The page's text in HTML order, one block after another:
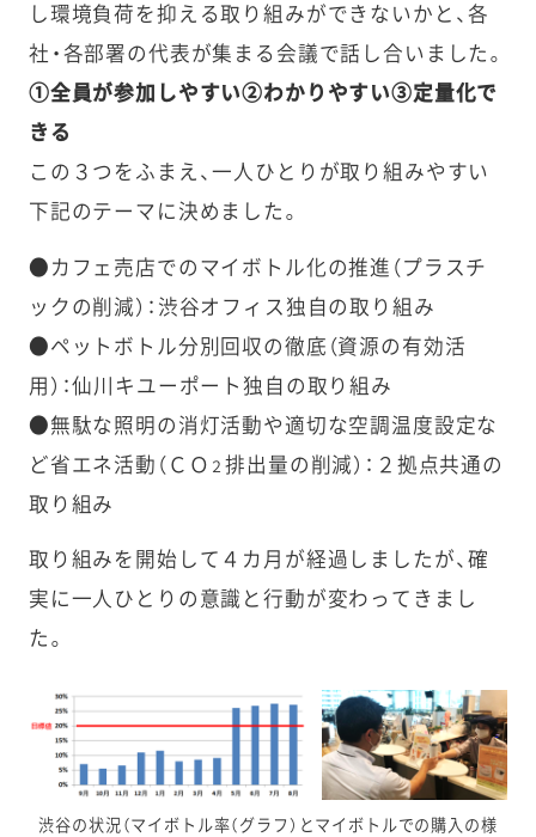
し環境負荷を抑える取り組みができないかと、各
社・各部署の代表が集まる会議で話し合いました。
①全員が参加しやすい②わかりやすい③定量化で
きる
この３つをふまえ、一人ひとりが取り組みやすい
下記のテーマに決めました。
●カフェ売店でのマイボトル化の推進（プラスチ
ックの削減）：渋谷オフィス独自の取り組み
●ペットボトル分別回収の徹底（資源の有効活
用）：仙川キユーポート独自の取り組み
●無駄な照明の消灯活動や適切な空調温度設定な
ど省エネ活動（ＣＯ ２排出量の削減）：２拠点共通の
取り組み
取り組みを開始して４カ月が経過しましたが、確
実に一人ひとりの意識と行動が変わってきまし
た。
渋谷の状況（マイボトル率（グラフ）とマイボトルでの購入の様